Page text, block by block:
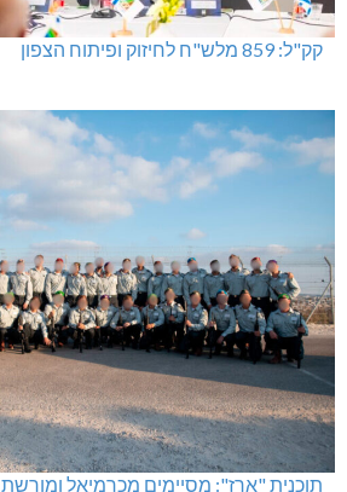
קק"ל: 859 מלש"ח לחיזוק ופיתוח הצפון
תוכנית "ארז": מסיימים מכרמיאל ומורשת